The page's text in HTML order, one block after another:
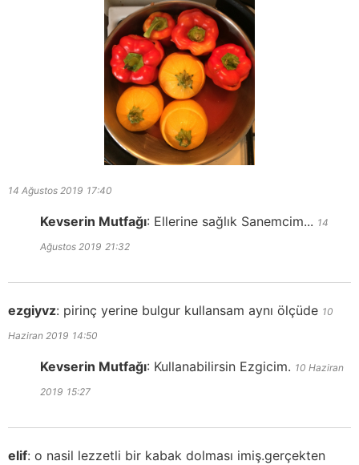
14 Ağustos 2019 17:40
Kevserin Mutfağı: Ellerine sağlık Sanemcim... 14
Ağustos 2019 21:32
ezgiyvz: pirinç yerine bulgur kullansam aynı ölçüde 10
Haziran 2019 14:50
Kevserin Mutfağı: Kullanabilirsin Ezgicim. 10 Haziran
2019 15:27
elif: o nasil lezzetli bir kabak dolması imiş.gerçekten